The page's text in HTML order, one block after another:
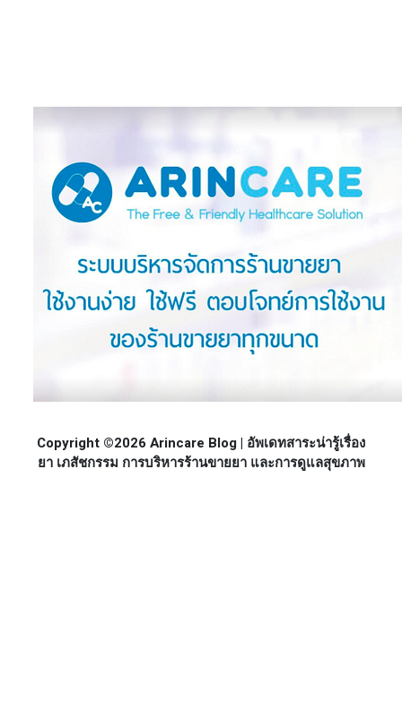
Copyright ©2026 Arincare Blog | อัพเดทสาระน่ารู้เรื่อง
ยา เภสัชกรรม การบริหารร้านขายยา และการดูแลสุขภาพ